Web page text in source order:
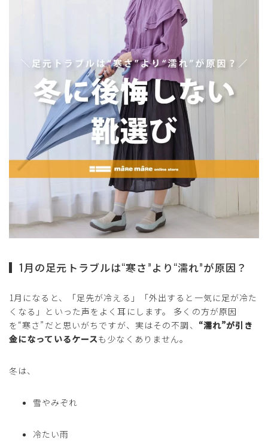
1月の足元トラブルは“寒さ”より“濡れ”が原因？
1月になると、「足先が冷える」「外出すると一気に足が冷た
くなる」といった声をよく耳にします。 多くの方が原因
を“寒さ”だと思いがちですが、実はその不調、 “濡れ”が引き
金になっているケースも少なくありません。
冬は、
雪やみぞれ
冷たい雨
サイズ
ヒールの高さ